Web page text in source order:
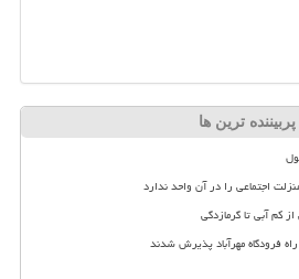
پربیننده ترین ها
اجتماعی را در آن واحد ندارد
کم آبی تا گرمازدگی